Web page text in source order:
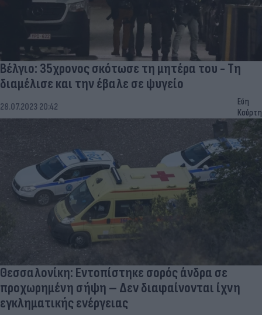
Βέλγιο: 35χρονος σκότωσε τη μητέρα του - Τη
διαμέλισε και την έβαλε σε ψυγείο
28.07.2023 20:42
Εύη
Κούρτη
Θεσσαλονίκη: Εντοπίστηκε σορός άνδρα σε
προχωρημένη σήψη – Δεν διαφαίνονται ίχνη
εγκληματικής ενέργειας